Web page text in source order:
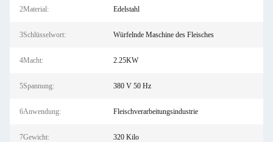
2Material: Edelstahl
3Schlüsselwort: Würfelnde Maschine des Fleisches
4Macht: 2.25KW
5Spannung: 380 V 50 Hz
6Anwendung: Fleischverarbeitungsindustrie
7Gewicht: 320 Kilo